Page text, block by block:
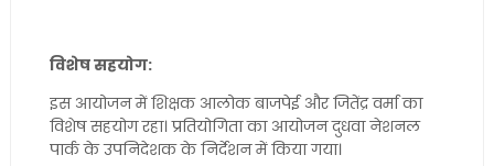
विशेष सहयोग:
इस आयोजन में शिक्षक आलोक बाजपेई और जितेंद्र वर्मा का
विशेष सहयोग रहा। प्रतियोगिता का आयोजन दुधवा नेशनल
पार्क के उपनिदेशक के निर्देशन में किया गया।